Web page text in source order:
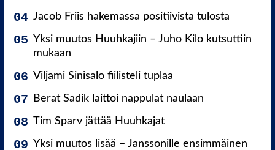
Jacob Friis hakemassa positiivista tulosta
Yksi muutos Huuhkajiin – Juho Kilo kutsuttiin
mukaan
Viljami Sinisalo fiilisteli tuplaa
Berat Sadik laittoi nappulat naulaan
Tim Sparv jättää Huuhkajat
Yksi muutos lisää – Janssonille ensimmäinen